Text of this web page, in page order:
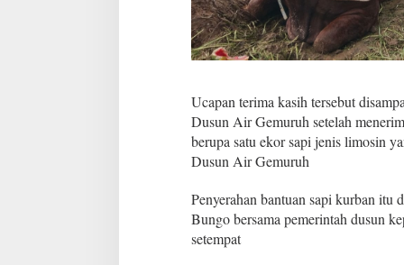
n
B
u
t
i
B
u
n
o
a
Ucapan terima kasih tersebut
Dusun Air Gemuruh setelah
berupa satu ekor sapi jenis limosin
Dusun Air Gemuruh
Penyerahan bantuan sapi kurban itu
Bungo bersama pemerintah dusun
setempat